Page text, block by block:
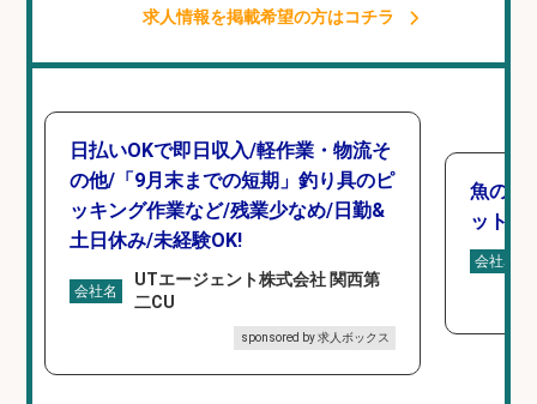
求人情報を掲載希望の方はコチラ
日払いOKで即日収入/軽作業・物流そ
の他/「9月末までの短期」釣り具のピ
ッキング作業など/残業少なめ/日勤&
土日休み/未経験OK!
会社名
UTエージェント株式会社 関西第
二CU
sponsored by 求人ボックス
魚の「
ットを
会社名